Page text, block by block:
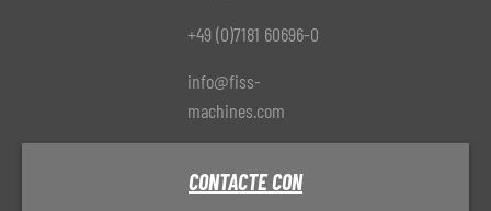
+49 (0)7181 60696-0
info@fiss-
machines.com
CONTACTE CON